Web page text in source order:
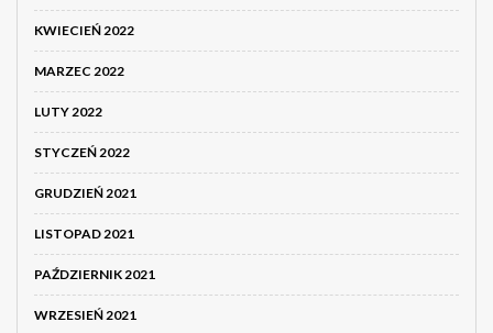
KWIECIEŃ 2022
MARZEC 2022
LUTY 2022
STYCZEŃ 2022
GRUDZIEŃ 2021
LISTOPAD 2021
PAŹDZIERNIK 2021
WRZESIEŃ 2021